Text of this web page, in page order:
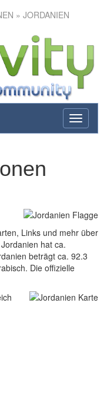
» JORDANIEN
toggle
Links und mehr über
hat ca.
beträgt ca. 92.3
Die offizielle